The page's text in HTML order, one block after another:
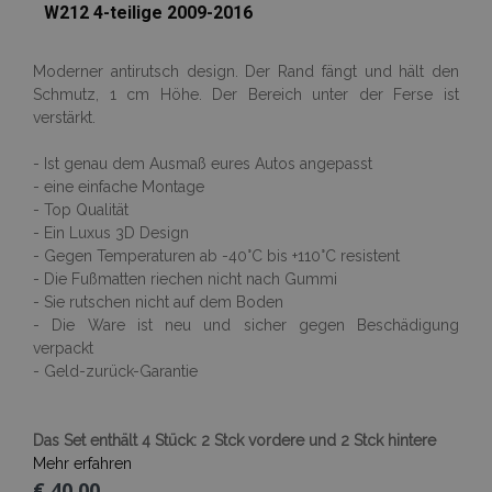
W212 4-teilige 2009-2016
Moderner antirutsch design. Der Rand fängt und hält den
Schmutz, 1 cm Höhe. Der Bereich unter der Ferse ist
verstärkt.
- Ist genau dem Ausmaß eures Autos angepasst
- eine einfache Montage
- Top Qualität
- Ein Luxus 3D Design
- Gegen Temperaturen ab -40°C bis +110°C resistent
- Die Fußmatten riechen nicht nach Gummi
- Sie rutschen nicht auf dem Boden
- Die Ware ist neu und sicher gegen Beschädigung
verpackt
- Geld-zurück-Garantie
Das Set enthält 4 Stück: 2 Stck vordere und 2 Stck hintere
Mehr erfahren
mage-cache-sessid
Adobe Inc.